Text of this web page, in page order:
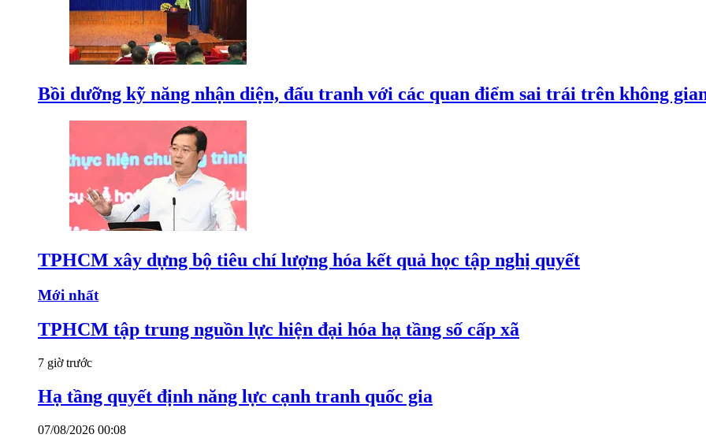
Bồi dưỡng kỹ năng nhận diện, đấu tranh với các quan điểm sai trái trên không
TPHCM xây dựng bộ tiêu chí lượng hóa kết quả học tập nghị quyết
Mới nhất
TPHCM tập trung nguồn lực hiện đại hóa hạ tầng số cấp xã
7 giờ trước
Hạ tầng quyết định năng lực cạnh tranh quốc gia
07/08/2026 00:08